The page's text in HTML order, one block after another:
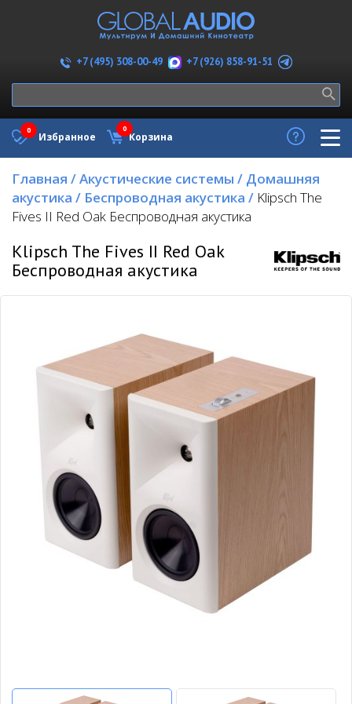
+7 (495) 308-00-49 +7 (926) 858-91-51
Избранное
0
Корзина
0
Главная /Акустические системы / Домашняя
акустика / Беспроводная акустика / Klipsch The
Fives II Red Oak Беспроводная акустика
Klipsch The Fives II Red Oak
Беспроводная акустика